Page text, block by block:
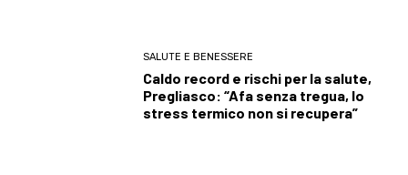
SALUTE E BENESSERE
Caldo record e rischi per la salute,
Pregliasco: “Afa senza tregua, lo
stress termico non si recupera”